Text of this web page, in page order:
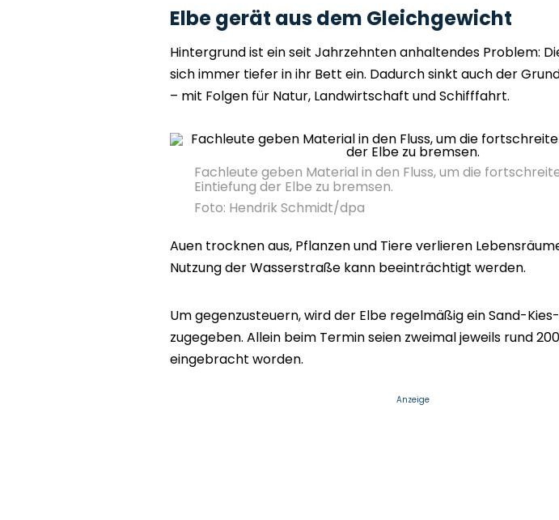
Elbe gerät aus dem Gleichgewicht
Hintergrund ist ein seit Jahrzehnten anhaltendes Problem:
sich immer tiefer in ihr Bett ein. Dadurch sinkt auch der
– mit Folgen für Natur, Landwirtschaft und Schifffahrt.
Fachleute geben Material in den Fluss, um die
Eintiefung der Elbe zu bremsen.
Foto: Hendrik Schmidt/dpa
Auen trocknen aus, Pflanzen und Tiere verlieren
Nutzung der Wasserstraße kann beeinträchtigt werden.
Um gegenzusteuern, wird der Elbe regelmäßig ein Sand-
zugegeben. Allein beim Termin seien zweimal jeweils rund
eingebracht worden.
Anzeige